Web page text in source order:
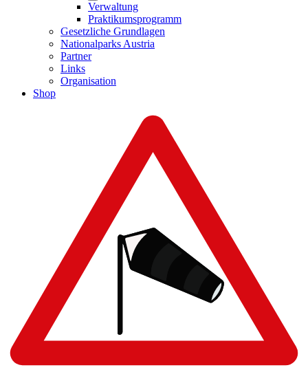
Verwaltung
Praktikumsprogramm
Gesetzliche Grundlagen
Nationalparks Austria
Partner
Links
Organisation
Shop